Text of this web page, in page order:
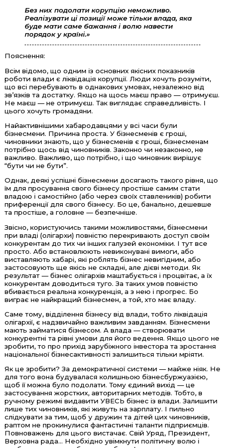
Без них подолати корупцію неможливо.
Реалізувати ці позиції може тільки влада, яка
буде мати саме бажання і волю навести
порядок у країні.»
Пояснення:
Всім відомо, що одним із основних якісних показників
роботи влади є ліквідація корупції. Люди хочуть розуміти,
що всі перебувають в однакових умовах, незалежно від
зв’язків та достатку. Якщо на щось маєш право — отримуєш.
Не маєш — не отримуєш. Так виглядає справедливість. І
цього хочуть громадяни.
Найактивнішими хабародавцями у всі часи були
бізнесмени. Причина проста. У бізнесменів є гроші,
чиновники знають, що у бізнесменів є гроші, бізнесменам
потрібно щось від чиновників. Законно чи незаконно, не
важливо. Важливо, що потрібно, і що чиновник вирішує
“бути чи не бути”.
Однак, деякі успішні бізнесмени досягають такого рівня, що
їм для просування свого бізнесу простіше самим стати
владою і самостійно (або через своїх ставлеників) робити
приференції для свого бізнесу. Бо це, банально, дешевше
та простіше, а головне — безпечніше.
Звісно, користуючись такими можливостями, бізнесмени
при владі (олігархи) повністю перекривають доступ своїм
конкурентам до тих чи інших галузей економіки. І тут все
просто. Або встановлюють невиконувані вимоги, або
виставляють хабарі, які роблять бізнес невигідним, або
застосовують ще якісь не складні, але дієві методи. Як
результат — бізнес олігархів маштабується і процвітає, а їх
конкурентам доводиться туго. За таких умов повністю
вбивається реальна конкуренція, а з нею і прогрес. Бо
виграє не найкращий бізнесмен, а той, хто має владу.
Саме тому, відділення бізнесу від влади, тобто ліквідація
олігархії, є надзвичайно важливим завданням. Бізнесмени
мають займатися бізнесом. А влада — створювати
конкурентні та рівні умови для його ведення. Якщо цього не
зробити, то про прихід зарубіжного інвестора та зростання
національної бізнесактивності залишиться тільки мріяти.
Як це зробити? За демократичної системи — майже ніяк. Не
для того вона будувалася колишньою бізнесбуржуазією,
щоб її можна було подолати. Тому єдиний вихід — це
застосування жорстких, авторитарних методів. Тобто, в
ручному режимі видавити УВЕСЬ бізнес із влади. Залишити
лише тих чиновників, які живуть на зарплату. І пильно
слідкувати за тим, щоб у дружин та дітей цих чиновників,
раптом не прокинулися фантастичні таланти підприємців.
Повноважень для цього вистачає. Свій Уряд, Президент,
Верховна рада... Необхідно увімкнути політичну волю і